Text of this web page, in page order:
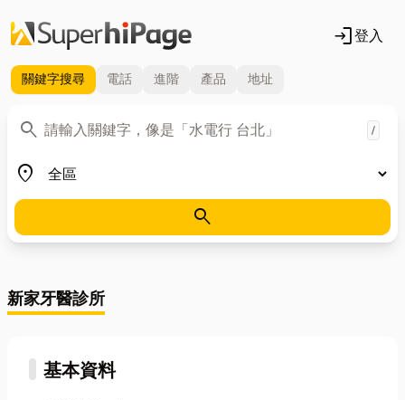
login登入
關鍵字搜尋 電話 進階 產品 地址
search
關鍵字 /
place
地區
search
新家牙醫診所
基本資料